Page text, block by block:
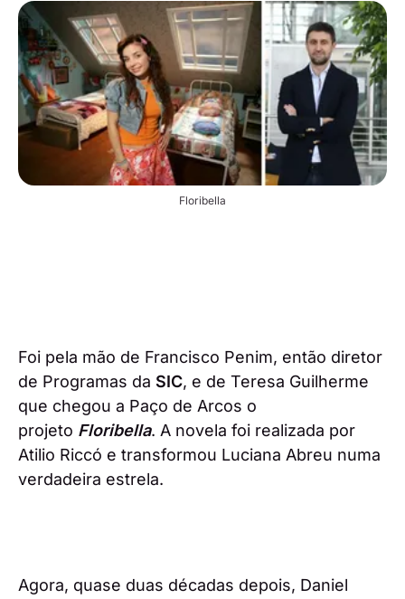
Floribella
Foi pela mão de Francisco Penim, então diretor
de Programas da SIC, e de Teresa Guilherme
que chegou a Paço de Arcos o
projeto Floribella. A novela foi realizada por
Atilio Riccó e transformou Luciana Abreu numa
verdadeira estrela.
Agora, quase duas décadas depois, Daniel